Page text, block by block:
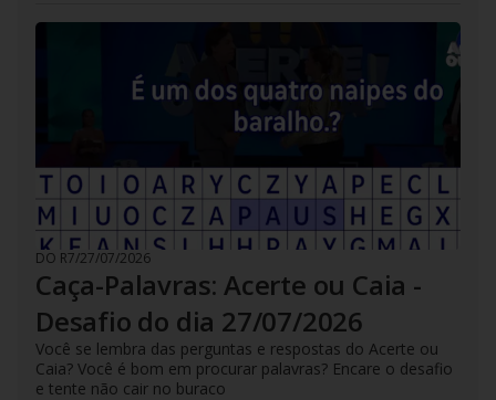
DO R7/27/07/2026
Caça-Palavras: Acerte ou Caia -
Desafio do dia 27/07/2026
Você se lembra das perguntas e respostas do Acerte ou
Caia? Você é bom em procurar palavras? Encare o desafio
e tente não cair no buraco